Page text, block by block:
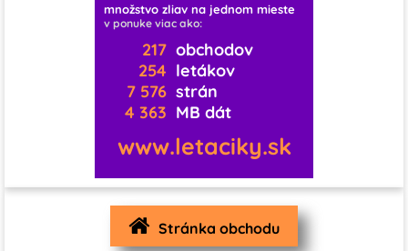
0
1
0 0 0
množstvo zliav na jednom mieste
v ponuke viac ako:
217 obchodov
254 letákov
7 576 strán
4 363 MB dát
www.letaciky.sk
Stránka obchodu